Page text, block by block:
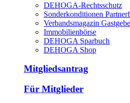
DEHOGA-Rechtsschutz
Sonderkonditionen
Verbandsmagazin
Immobilienbörse
DEHOGA Sparbuch
DEHOGA Shop
Mitgliedsantrag
Für Mitglieder